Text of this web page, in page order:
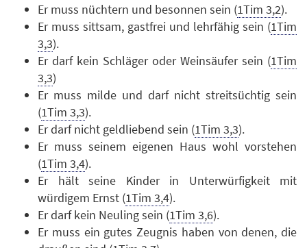
Er muss nüchtern und besonnen sein (1Tim 3,2).
Er muss sittsam, gastfrei und lehrfähig sein (1Tim
3,3).
Er darf kein Schläger oder Weinsäufer sein (1Tim
3,3)
Er muss milde und darf nicht streitsüchtig sein
(1Tim 3,3).
Er darf nicht geldliebend sein (1Tim 3,3).
Er muss seinem eigenen Haus wohl vorstehen
(1Tim 3,4).
Er hält seine Kinder in Unterwürfigkeit mit
würdigem Ernst (1Tim 3,4).
Er darf kein Neuling sein (1Tim 3,6).
Er muss ein gutes Zeugnis haben von denen, die